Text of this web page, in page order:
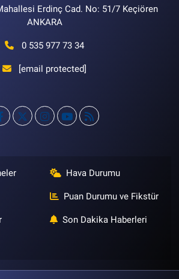
Erdinç Cad. No: 51/7 Keçiören
ANKARA
0 535 977 73 34
[email protected]
Hava Durumu
Puan Durumu ve Fikstür
Son Dakika Haberleri